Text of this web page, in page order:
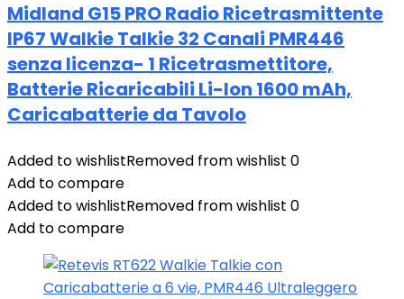
Midland G15 PRO Radio Ricetrasmittente
IP67 Walkie Talkie 32 Canali PMR446
senza licenza- 1 Ricetrasmettitore,
Batterie Ricaricabili Li-Ion 1600 mAh,
Caricabatterie da Tavolo
Added to wishlistRemoved from wishlist 0
Add to compare
Added to wishlistRemoved from wishlist 0
Add to compare